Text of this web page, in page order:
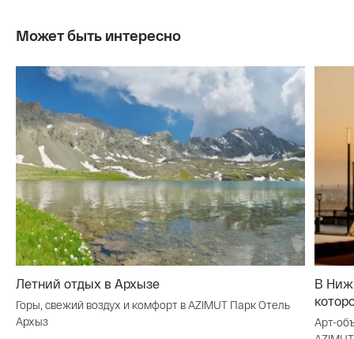
Может быть интересно
Летний отдых в Архызе
Горы, свежий воздух и комфорт в AZIMUT Парк Отель
Архыз
В
Арт-